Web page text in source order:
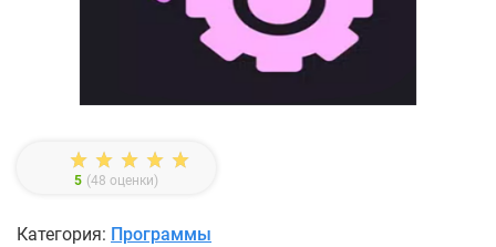
5 (48 оценки)
Категория: Программы